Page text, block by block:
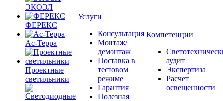
ЭКОЭЛ
ФЕРЕКС
Ас-Терра
Проектные
светильники
Услуги
Консультация
Монтаж/
демонтаж
Поставка в
тестовом
режиме
Гарантия
Полезная
Компетенции
аудит
Экспертиза
Расчет
освещенности